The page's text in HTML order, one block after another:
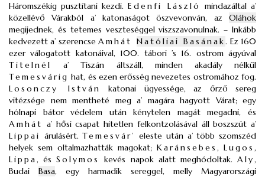
Háromszékig pusztítani kezdi. Edenfi László
mindazáltal a’
közellévő Várakból a’ katonaságot öszvevonván, az Oláhok
megijednek, és tetemes veszteséggel viszszavonulnak. – Inkább
kedvezett a’ szerencseAmhát Natóliai Basának. Ez 160
ezer válogatott katonáival, 100. tábori ’s 16. ostrom ágyúval
Titelnél
a’ Tiszán áltszáll, minden akadály nélkűl
Temesvárig hat, és ezen erősség nevezetes ostromához fog.
Losonczy István
katonai ügyessége, az őrző sereg
vitézsége nem mentheté meg a’ magára hagyott Várat; egy
hólnapi bátor védelem után kénytelen magát megadni, és
Amhát a’ hősi csapat hitetlen felkontzolásával áll boszszút a’
Lippai árulásért.Temesvár’ eleste után a’ több szomszéd
helyek sem oltalmazhatták magokat; Karánsebes , Lugos ,
Lippa, ésSolymos kevés napok alatt meghódoltak.Aly,
Budai Basa, egy harmadik sereggel, melly Magyarországi